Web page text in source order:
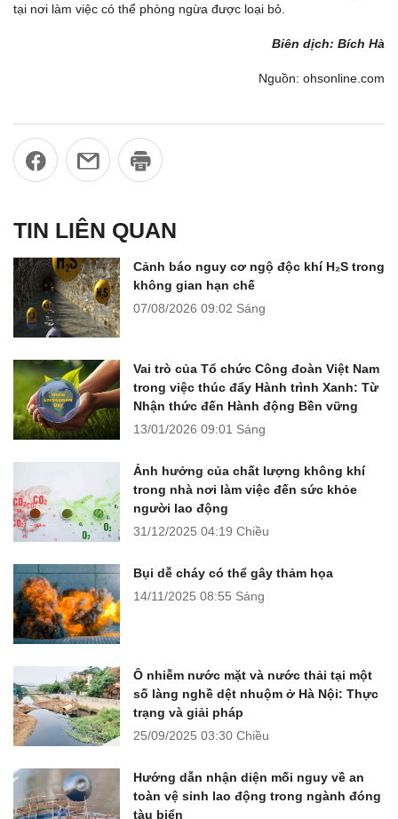
tại nơi làm việc có thể phòng ngừa được loại bỏ.
Biên dịch: Bích Hà
Nguồn: ohsonline.com
TIN LIÊN QUAN
Cảnh báo nguy cơ ngộ độc khí H₂S trong
không gian hạn chế
07/08/2026 09:02 Sáng
Vai trò của Tổ chức Công đoàn Việt Nam
trong việc thúc đẩy Hành trình Xanh: Từ
Nhận thức đến Hành động Bền vững
13/01/2026 09:01 Sáng
Ảnh hưởng của chất lượng không khí
trong nhà nơi làm việc đến sức khỏe
người lao động
31/12/2025 04:19 Chiều
Bụi dễ cháy có thể gây thảm họa
14/11/2025 08:55 Sáng
Ô nhiễm nước mặt và nước thải tại một
số làng nghề dệt nhuộm ở Hà Nội: Thực
trạng và giải pháp
25/09/2025 03:30 Chiều
Hướng dẫn nhận diện mối nguy về an
toàn vệ sinh lao động trong ngành đóng
tàu biển